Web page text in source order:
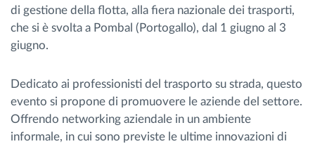
Scopri quanto risparmi
di gestione della flotta, alla fiera nazionale dei trasporti,
che si è svolta a Pombal (Portogallo), dal 1 giugno al 3
giugno.
Dedicato ai professionisti del trasporto su strada, questo
evento si propone di promuovere le aziende del settore.
Offrendo networking aziendale in un ambiente
informale, in cui sono previste le ultime innovazioni di